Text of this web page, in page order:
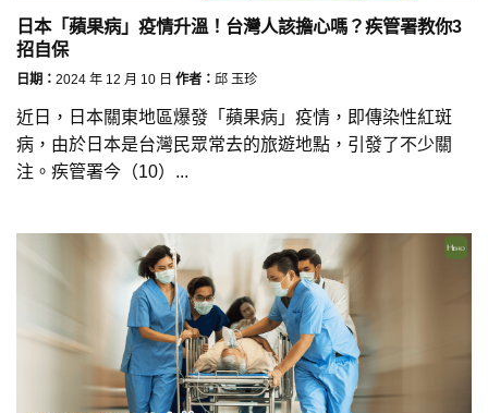
日本「蘋果病」疫情升溫！台灣人該擔心嗎？疾管署教你3
招自保
日期： 2024 年 12 月 10 日 作者： 邱 玉珍
近日，日本關東地區爆發「蘋果病」疫情，即傳染性紅斑
病，由於日本是台灣民眾常去的旅遊地點，引發了不少關
注。疾管署今（10）...